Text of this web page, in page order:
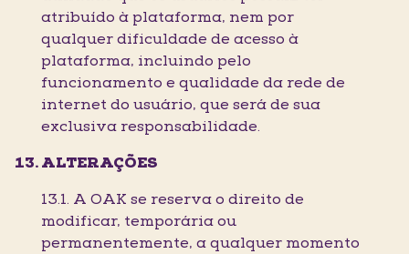
atribuído à plataforma, nem por
qualquer dificuldade de acesso à
plataforma, incluindo pelo
funcionamento e qualidade da rede de
internet do usuário, que será de sua
exclusiva responsabilidade.
ALTERAÇÕES
13.1. A OAK se reserva o direito de
modificar, temporária ou
permanentemente, a qualquer momento